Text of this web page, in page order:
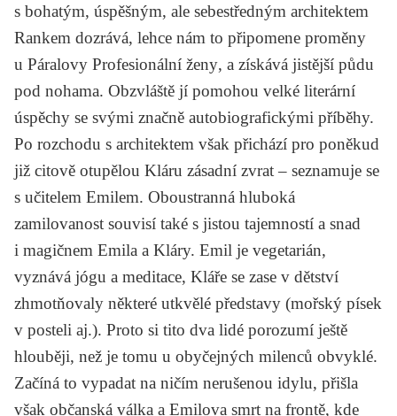
s bohatým, úspěšným, ale sebestředným architektem
Rankem dozrává, lehce nám to připomene proměny
u Páralovy Profesionální ženy, a získává jistější půdu
pod nohama. Obzvláště jí pomohou velké literární
úspěchy se svými značně autobiografickými příběhy.
Po rozchodu s architektem však přichází pro poněkud
již citově otupělou Kláru zásadní zvrat – seznamuje se
s učitelem Emilem. Oboustranná hluboká
zamilovanost souvisí také s jistou tajemností a snad
i magičnem Emila a Kláry. Emil je vegetarián,
vyznává jógu a meditace, Kláře se zase v dětství
zhmotňovaly některé utkvělé představy (mořský písek
v posteli aj.). Proto si tito dva lidé porozumí ještě
hlouběji, než je tomu u obyčejných milenců obvyklé.
Začíná to vypadat na ničím nerušenou idylu, přišla
však občanská válka a Emilova smrt na frontě, kde